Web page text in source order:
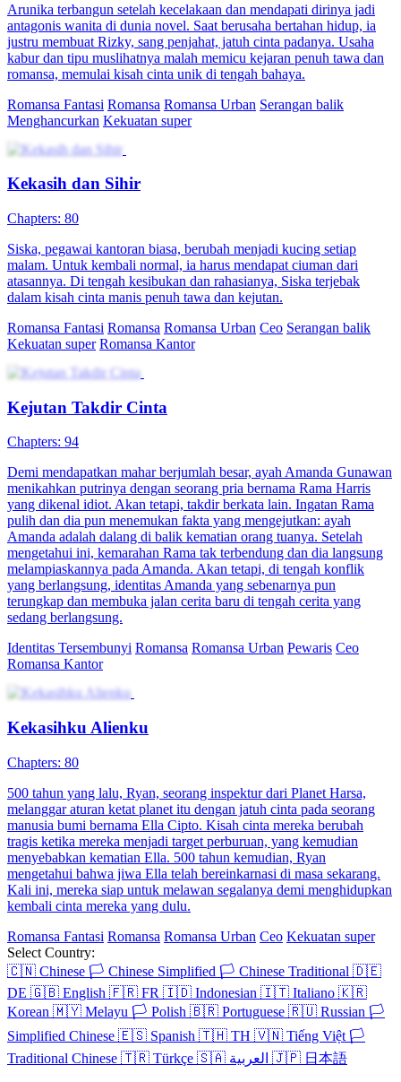
Arunika terbangun setelah kecelakaan dan mendapati dirinya jadi
antagonis wanita di dunia novel. Saat berusaha bertahan hidup, ia
justru membuat Rizky, sang penjahat, jatuh cinta padanya. Usaha
kabur dan tipu muslihatnya malah memicu kejaran penuh tawa dan
romansa, memulai kisah cinta unik di tengah bahaya.
Romansa Fantasi Romansa Romansa Urban Serangan balik
Menghancurkan Kekuatan super
Kekasih dan Sihir
Chapters: 80
Siska, pegawai kantoran biasa, berubah menjadi kucing setiap
malam. Untuk kembali normal, ia harus mendapat ciuman dari
atasannya. Di tengah kesibukan dan rahasianya, Siska terjebak
dalam kisah cinta manis penuh tawa dan kejutan.
Romansa Fantasi Romansa Romansa Urban Ceo Serangan balik
Kekuatan super Romansa Kantor
Kejutan Takdir Cinta
Chapters: 94
Demi mendapatkan mahar berjumlah besar, ayah Amanda Gunawan
menikahkan putrinya dengan seorang pria bernama Rama Harris
yang dikenal idiot. Akan tetapi, takdir berkata lain. Ingatan Rama
pulih dan dia pun menemukan fakta yang mengejutkan: ayah
Amanda adalah dalang di balik kematian orang tuanya. Setelah
mengetahui ini, kemarahan Rama tak terbendung dan dia langsung
melampiaskannya pada Amanda. Akan tetapi, di tengah konflik
yang berlangsung, identitas Amanda yang sebenarnya pun
terungkap dan membuka jalan cerita baru di tengah cerita yang
sedang berlangsung.
Identitas Tersembunyi Romansa Romansa Urban Pewaris Ceo
Romansa Kantor
Kekasihku Alienku
Chapters: 80
500 tahun yang lalu, Ryan, seorang inspektur dari Planet Harsa,
melanggar aturan ketat planet itu dengan jatuh cinta pada seorang
manusia bumi bernama Ella Cipto. Kisah cinta mereka berubah
tragis ketika mereka menjadi target perburuan, yang kemudian
menyebabkan kematian Ella. 500 tahun kemudian, Ryan
mengetahui bahwa jiwa Ella telah bereinkarnasi di masa sekarang.
Kali ini, mereka siap untuk melawan segalanya demi menghidupkan
kembali cinta mereka yang dulu.
Romansa Fantasi Romansa Romansa Urban Ceo Kekuatan super
Select Country:
🇨🇳 Chinese 🏳️ Chinese Simplified 🏳️ Chinese Traditional 🇩🇪
DE 🇬🇧 English 🇫🇷 FR 🇮🇩 Indonesian 🇮🇹 Italiano 🇰🇷
Korean 🇲🇾 Melayu 🏳️ Polish 🇧🇷 Portuguese 🇷🇺 Russian 🏳️
Simplified Chinese 🇪🇸 Spanish 🇹🇭 TH 🇻🇳 Tiếng Việt 🏳️
Traditional Chinese 🇹🇷 Türkçe 🇸🇦 🇯🇵 日本語